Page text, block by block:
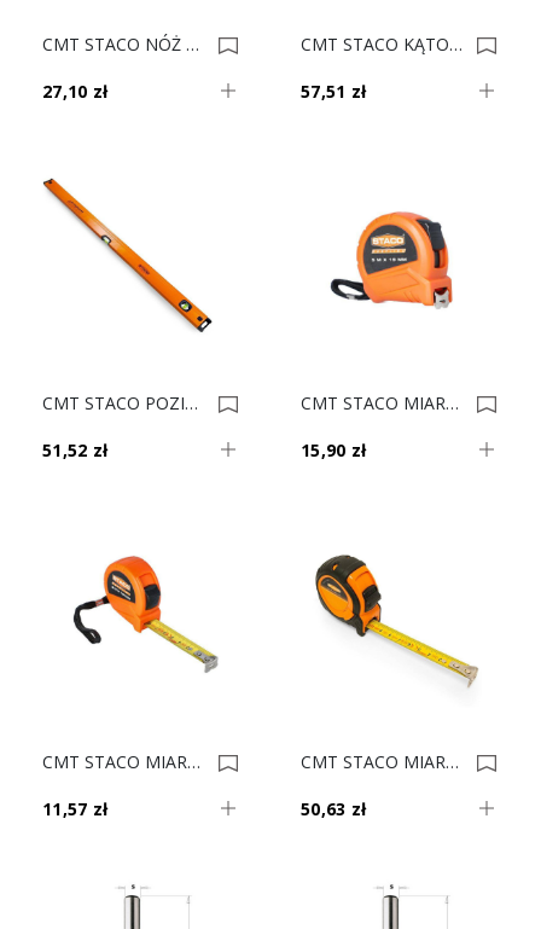
CMT STACO NÓŻ WYSUWANY HEAVY DUTY 46037 0023162
27,10 zł
CMT STACO KĄTOWNIK ALUMINOWY 250mm 33251 0023159
57,51 zł
CMT STACO POZIOMICA 400mm 32023 0023156
51,52 zł
CMT STACO MIARA ZWIJANA EASYLINE 5m 31085 0023155
15,90 zł
CMT STACO MIARA ZWIJANA EASYLINE 3m 31083 0023154
11,57 zł
CMT STACO MIARA ZWIJANA 8m 31008 0023153
50,63 zł